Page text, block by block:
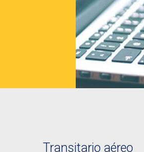
Transitario aéreo